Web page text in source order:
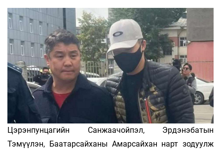
Цэрэнпунцагийн Санжаачойпэл, Эрдэнэбатын
Тэмүүлэн, Баатарсайханы Амарсайхан нарт зодуулж